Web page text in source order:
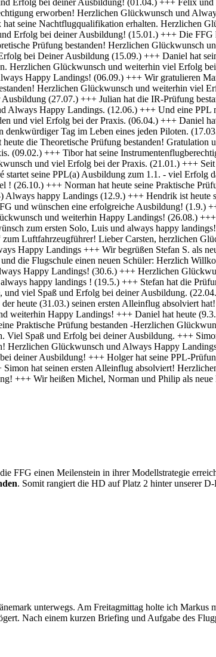
FFG einen Meilenstein in ihrer Modellstrategie
. Somit rangiert die HD auf Platz 2 hinter unserer
unterwegs. Am Freitagmittag holte ich
Nach einem kurzen Briefing und Aufgabe des